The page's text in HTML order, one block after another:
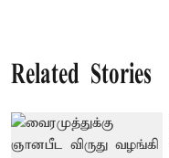
Related Stories